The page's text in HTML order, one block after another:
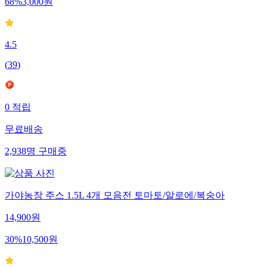
68%3,000원
4.5
(39)
0적립
무료배송
2,938명구매중
가야농장 주스 1.5L 4개 모음전 토마토/알로에/복숭아
14,900원
30%10,500원